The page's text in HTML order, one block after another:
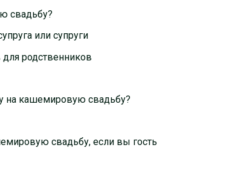
свадьбу?
или супруги
родственников
на кашемировую свадьбу?
свадьбу, если вы гость